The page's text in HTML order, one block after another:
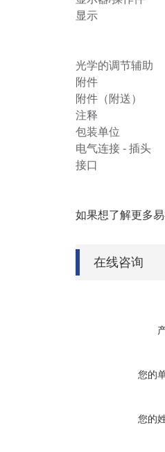
显示
光学的调节辅助
附件
附件（附送）
注释
包装单位
电气连接 - 插头
接口
如果想了解更多
在线咨询
您的
您的